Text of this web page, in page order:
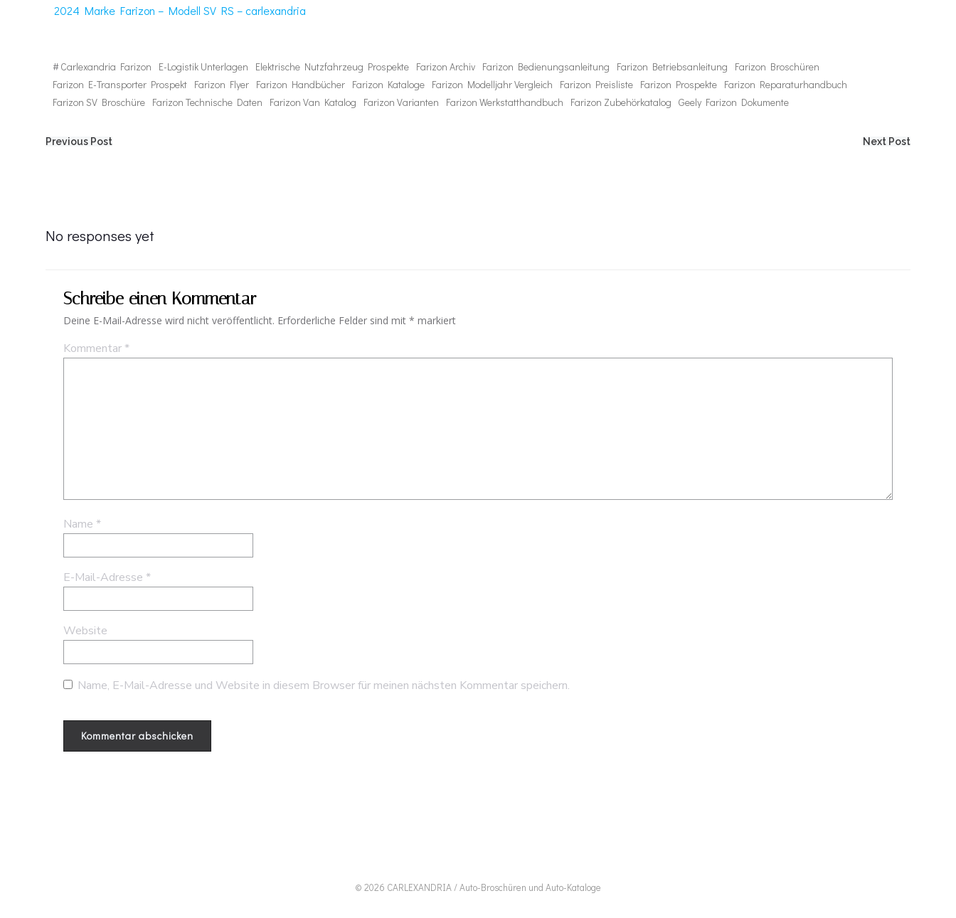
2024 Marke Farizon – Modell SV RS – carlexandria
#Carlexandria Farizon E-Logistik Unterlagen Elektrische Nutzfahrzeug Prospekte Farizon Archiv Farizon Bedienungsanleitung Farizon Betriebsanleitung
Farizon Broschüren
Farizon E-Transporter Prospekt Farizon Flyer Farizon Handbücher Farizon Kataloge Farizon Modelljahr Vergleich Farizon Preisliste Farizon Prospekte Farizon Reparaturhandbuch
Farizon SV Broschüre Farizon Technische Daten Farizon Van Katalog Farizon Varianten Farizon Werkstatthandbuch Farizon Zubehörkatalog Geely Farizon Dokumente
Post
navigation
Previous Post Next Post
No responses yet
Schreibe einen Kommentar
Deine E-Mail-Adresse wird nicht veröffentlicht. Erforderliche Felder sind mit * markiert
Kommentar*
Name *
E-Mail-Adresse *
Website
Name, E-Mail-Adresse und Website in diesem Browser für meinen nächsten Kommentar speichern.
© 2026 CARLEXANDRIA / Auto-Broschüren und Auto-Kataloge